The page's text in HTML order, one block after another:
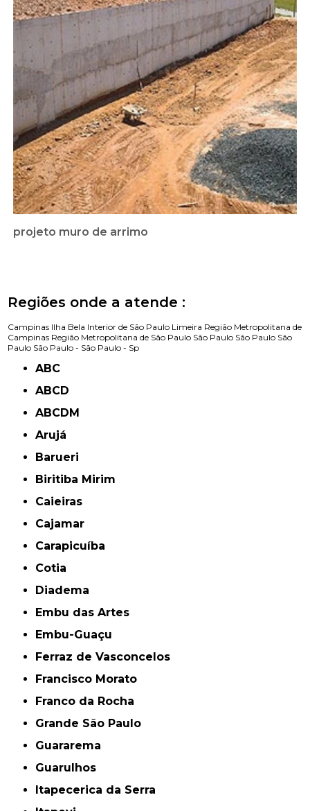
projeto muro de arrimo
Regiões onde a atende :
Campinas Ilha Bela Interior de São Paulo Limeira Região Metropolitana de
Campinas Região Metropolitana de São Paulo São Paulo São Paulo São
Paulo São Paulo - São Paulo - Sp
ABC
ABCD
ABCDM
Arujá
Barueri
Biritiba Mirim
Caieiras
Cajamar
Carapicuíba
Cotia
Diadema
Embu das Artes
Embu-Guaçu
Ferraz de Vasconcelos
Francisco Morato
Franco da Rocha
Grande São Paulo
Guararema
Guarulhos
Itapecerica da Serra